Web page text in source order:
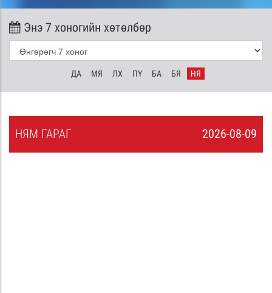
Энэ 7 хоногийн хөтөлбөр
ДА МЯ ЛХ ПҮ БА БЯ НЯ
2026-08-09
НЯМ ГАРАГ